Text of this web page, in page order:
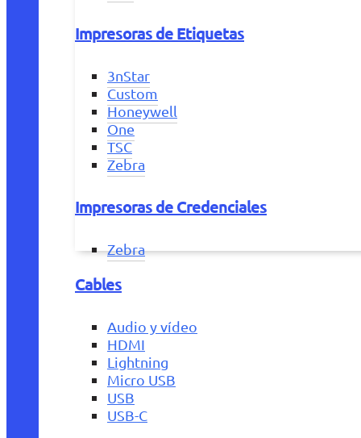
Impresoras de Etiquetas
3nStar
Custom
Honeywell
One
TSC
Zebra
Impresoras de Credenciales
Zebra
Cables
Audio y vídeo
HDMI
Lightning
Micro USB
USB
USB-C